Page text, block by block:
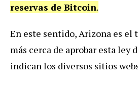
reservas de Bitcoin.
En este sentido, Arizona es
más cerca de aprobar esta ley
indican los diversos sitios